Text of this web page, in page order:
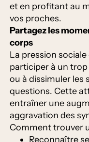
et en profitant au
vos proches.
Partagez les
corps
La pression
participer à un
ou à dissimuler les
questions. Cette
entraîner une
aggravation des
Comment trouver
Reconnaître